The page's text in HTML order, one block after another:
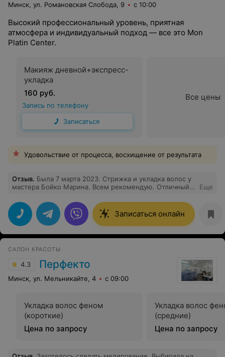
Минск, ул. Романовская Слобода, 9 с 10:00
Высокий профессиональный уровень, приятная
атмосфера и индивидуальный подход — все это Mon
Platin Center.
Макияж дневной+экспресс-
укладка
160 руб.
Запись по телефону
Записаться
Все цены
Удовольствие от процесса, восхищение от результата
Отзыв. Была 7 марта 2023. Стрижка и укладка волос у
мастера Бойко Марина. Всем рекомендую. Отличный
Еще
Записаться онлайн
САЛОН КРАСОТЫ
4.3 Перфекто
Минск, ул. Мельникайте, 4 с 09:00
Укладка волос феном
(короткие)
Цена по запросу
Укладка волос
(средние)
Цена по запросу